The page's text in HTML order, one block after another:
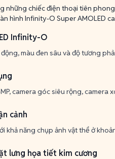
những chiếc điện thoại tiên
hình Infinity-O Super AMOLED
Infinity-O
màu đen sâu và độ tương
camera góc siêu rộng, camera
cảnh
khả năng chụp ảnh vật thể ở
lưng họa tiết kim cương